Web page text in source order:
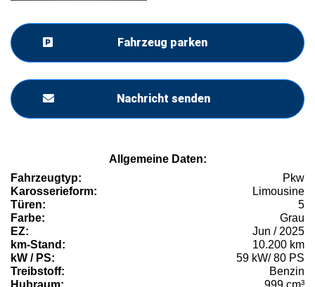
Fahrzeug parken
Nachricht senden
Allgemeine Daten:
Fahrzeugtyp:
Pkw
Karosserieform:
Limousine
Türen:
5
Farbe:
Grau
EZ:
Jun / 2025
km-Stand:
10.200 km
kW / PS:
59 kW/ 80 PS
Treibstoff:
Benzin
Hubraum:
999 cm³